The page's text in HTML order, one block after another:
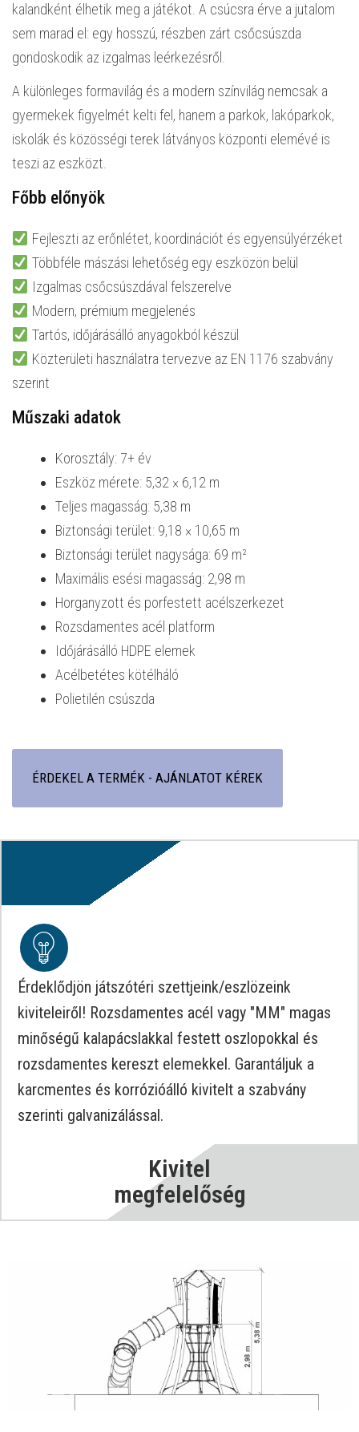
kalandként élhetik meg a játékot. A csúcsra érve a jutalom
sem marad el: egy hosszú, részben zárt csőcsúszda
gondoskodik az izgalmas leérkezésről.
A különleges formavilág és a modern színvilág nemcsak a
gyermekek figyelmét kelti fel, hanem a parkok, lakóparkok,
iskolák és közösségi terek látványos központi elemévé is
teszi az eszközt.
Főbb előnyök
Fejleszti az erőnlétet, koordinációt és egyensúlyérzéket
Többféle mászási lehetőség egy eszközön belül
Izgalmas csőcsúszdával felszerelve
Modern, prémium megjelenés
Tartós, időjárásálló anyagokból készül
Közterületi használatra tervezve az EN 1176 szabvány
szerint
Műszaki adatok
Korosztály: 7+ év
Eszköz mérete: 5,32 × 6,12 m
Teljes magasság: 5,38 m
Biztonsági terület: 9,18 × 10,65 m
Biztonsági terület nagysága: 69 m²
Maximális esési magasság: 2,98 m
Horganyzott és porfestett acélszerkezet
Rozsdamentes acél platform
Időjárásálló HDPE elemek
Acélbetétes kötélháló
Polietilén csúszda
ÉRDEKEL A TERMÉK - AJÁNLATOT KÉREK
Érdeklődjön játszótéri szettjeink/eszlözeink
kiviteleiről! Rozsdamentes acél vagy "MM" magas
minőségű kalapácslakkal festett oszlopokkal és
rozsdamentes kereszt elemekkel. Garantáljuk a
karcmentes és korrózióálló kivitelt a szabvány
szerinti galvanizálással.
Kivitel
megfelelőség